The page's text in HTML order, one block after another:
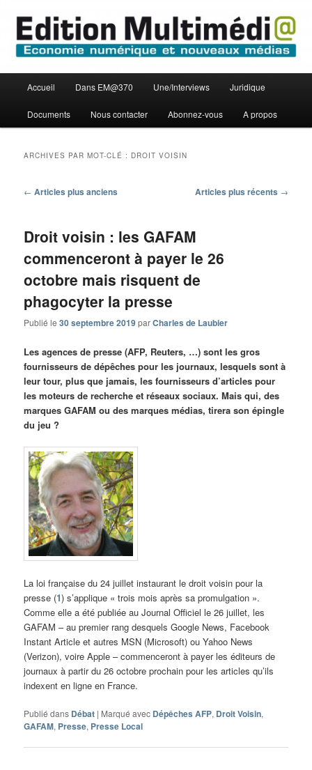
contenu
principal
contenu
secondaire
Edition Multimédi@
principal
Accueil Dans EM@370 Une/Interviews Juridique
Documents Nous contacter Abonnez-vous A propos
ARCHIVES PAR MOT-CLÉ : DROIT VOISIN
Navigation
← Articles plus anciens Articles plus récents →
Droit voisin : les GAFAM
commenceront à payer le 26
octobre mais risquent de
phagocyter la presse
Publié le30 septembre 2019parCharles de Laubier
Les agences de presse (AFP, Reuters, …) sont les gros
fournisseurs de dépêches pour les journaux, lesquels sont à
leur tour, plus que jamais, les fournisseurs d’articles pour
les moteurs de recherche et réseaux sociaux. Mais qui, des
marques GAFAM ou des marques médias, tirera son épingle
du jeu ?
La loi française du 24 juillet instaurant le droit voisin pour la
presse (1) s’applique « trois mois après sa promulgation ».
Comme elle a été publiée au Journal Officiel le 26 juillet, les
GAFAM – au premier rang desquels Google News, Facebook
Instant Article et autres MSN (Microsoft) ou Yahoo News
(Verizon), voire Apple – commenceront à payer les éditeurs de
journaux à partir du 26 octobre prochain pour les articles qu’ils
indexent en ligne en France.
Publié dans Débat | Marqué avec Dépêches AFP, Droit Voisin,
GAFAM, Presse, Presse Local